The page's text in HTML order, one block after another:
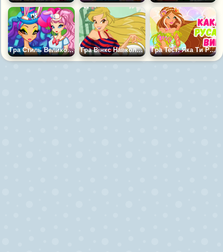
Гра Стиль Великоднього Кролика Гра Вінкс Навколо Світу Гра Тест: Яка Ти Русалонька Вінкс?